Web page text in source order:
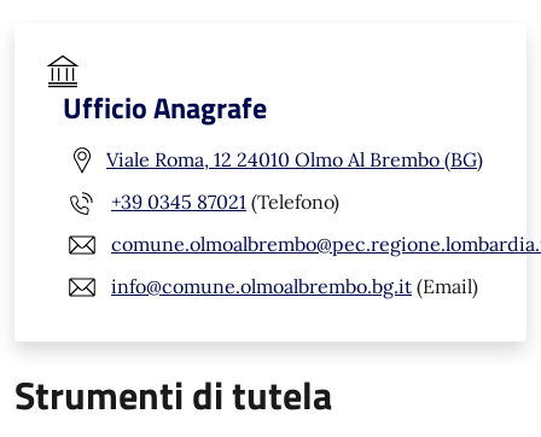
Ufficio Anagrafe
Viale Roma, 12 24010 Olmo Al Brembo (BG)
+39 0345 87021 (Telefono)
info@comune.olmoalbrembo.bg.it (Email)
Strumenti di tutela